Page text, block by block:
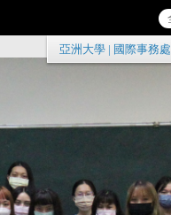
亞洲大學 國際事務處